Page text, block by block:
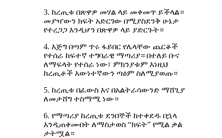
3. ከረጢቱ በጽዋዎ መሃል ላይ መቀመጥ ይችላል።
መያዣውን ክፍት አድርገው በሚያስደንቅ ሁኔታ
የተረጋጋ እንዲሆን በጽዋዎ ላይ ያድርጉት።
4. እጅግ በጣም ጥሩ ፋይበር የሌላቸው ጨርቆች
የተሰራ ከፍተኛ ተግባራዊ ማጣሪያ። በተለይ ቡና
ለማፍላት የተሰራ ነው፣ ምክንያቱም እነዚህ
ከረጢቶች እውነተኛውን ጣዕም ስለሚያወጡ።
5. ከረጢቱ በፈውስ እና በአልትራሳውንድ ማሸጊያ
ለመታሸግ ተስማሚ ነው።
6. የማጣሪያ ከረጢቱ ደንበኞች ከተቀደዱ በኋላ
እንዲጠቀሙበት ለማስታወስ “ክፍት” የሚል ቃል
ታትሟል።